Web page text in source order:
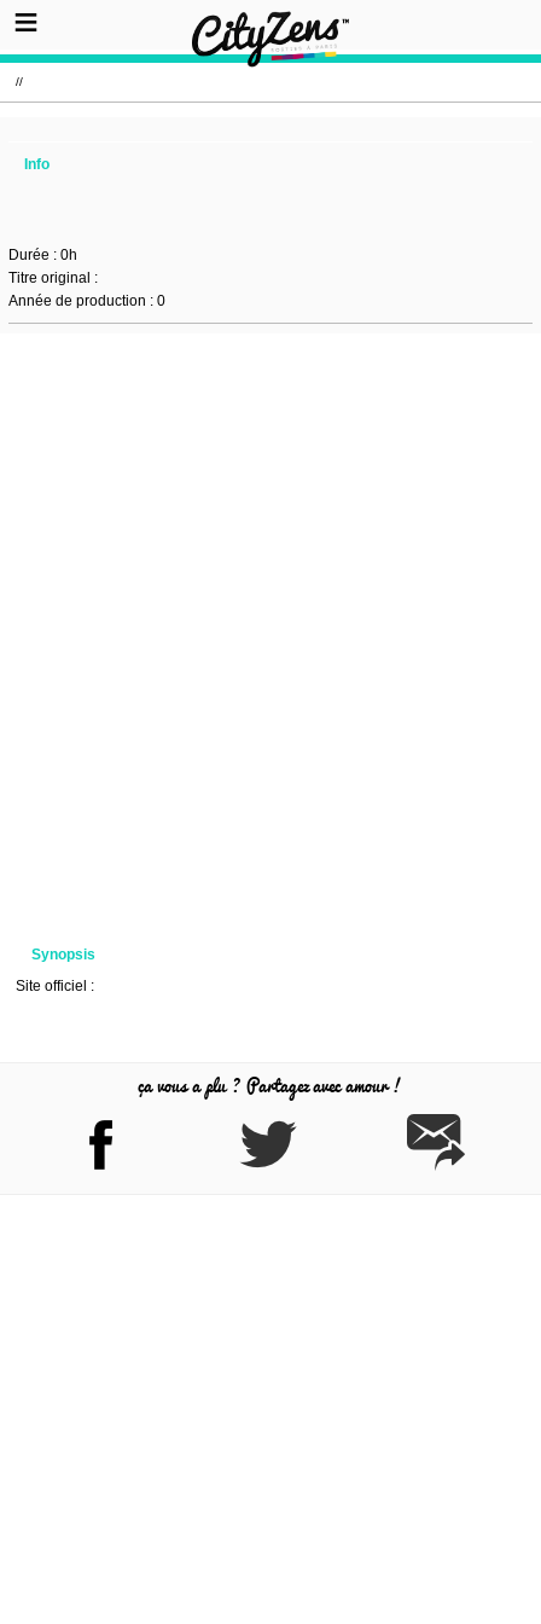
//
Info
Durée : 0h
Titre original :
Année de production : 0
Synopsis
Site officiel :
ça vous a plu ? Partagez avec amour !